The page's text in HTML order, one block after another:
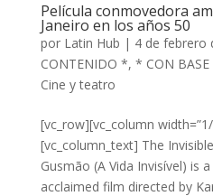
Película conmovedora
Janeiro en los años 50
por Latin Hub | 4 de febrero
CONTENIDO *, * CON
Cine y teatro
[vc_row][vc_column
[vc_column_text] The
Gusmão (A Vida Invisível) is
acclaimed film directed by